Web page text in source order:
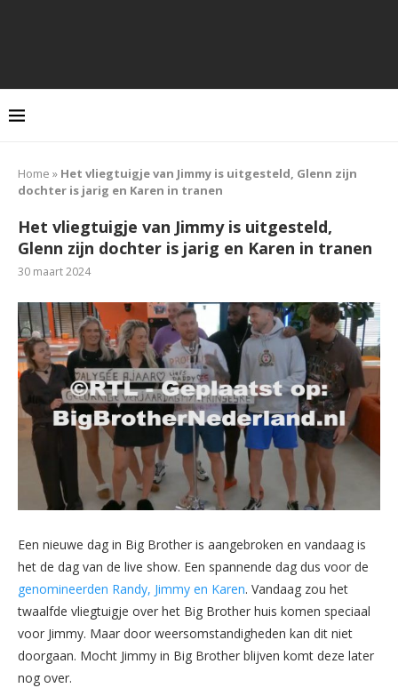
Home » Het vliegtuigje van Jimmy is uitgesteld, Glenn zijn
dochter is jarig en Karen in tranen
Het vliegtuigje van Jimmy is uitgesteld,
Glenn zijn dochter is jarig en Karen in tranen
30 maart 2024
Een nieuwe dag in Big Brother is aangebroken en vandaag is
het de dag van de live show. Een spannende dag dus voor de
genomineerden Randy, Jimmy en Karen. Vandaag zou het
twaalfde vliegtuigje over het Big Brother huis komen speciaal
voor Jimmy. Maar door weersomstandigheden kan dit niet
doorgaan. Mocht Jimmy in Big Brother blijven komt deze later
nog over.